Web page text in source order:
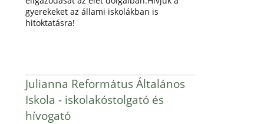
gyerekeket az állami iskolákban is
hitoktatásra!
Julianna Református Általános
Iskola - iskolakóstolgató és
hívogató